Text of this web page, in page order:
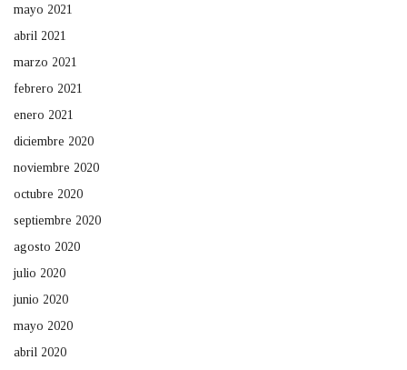
mayo 2021
abril 2021
marzo 2021
febrero 2021
enero 2021
diciembre 2020
noviembre 2020
octubre 2020
septiembre 2020
agosto 2020
julio 2020
junio 2020
mayo 2020
abril 2020